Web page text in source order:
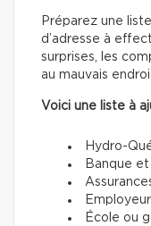
Préparez une
d’adresse à
surprises, les
au mauvais
Voici une liste à
Hydro-
Banque
Employeur
École ou